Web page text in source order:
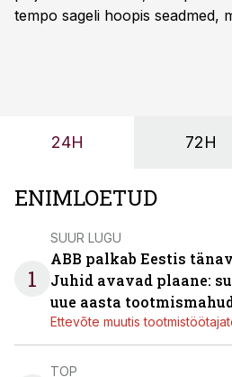
tempo sageli hoopis seadmed,
24H 72H
ENIMLOETUD
1
SUUR LUGU
ABB palkab Eestis
Juhid avavad plaane:
uue aasta
Ettevõte muutis
TOP